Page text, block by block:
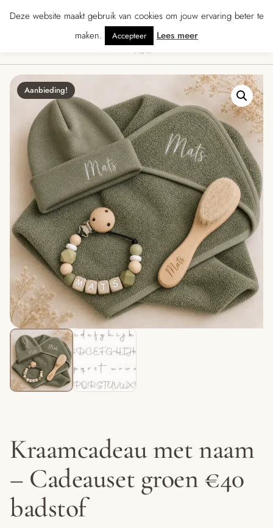
vanaf € 70 · Gratis kaartje met je bestelling • Verzonden binnen
Aanbieding!
Kraamcadeau met naam
– Cadeauset groen €40
badstof
Deze website maakt gebruik van cookies om jouw ervaring beter te
maken.
Accepteer Lees meer